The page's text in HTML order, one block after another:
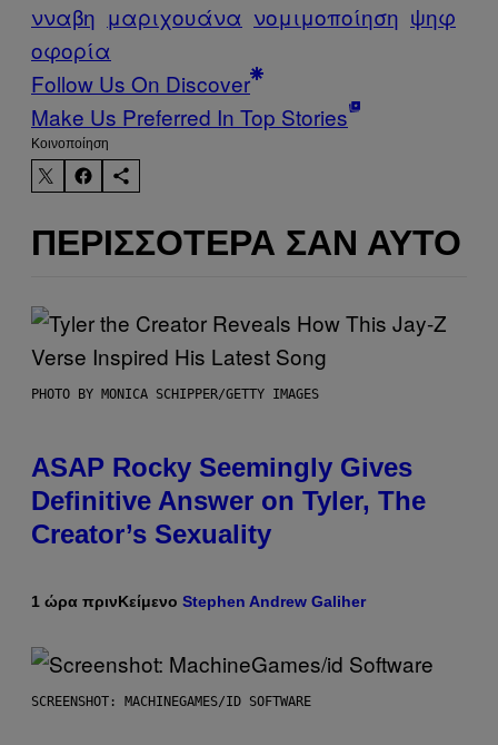
νναβη μαριχουάνα νομιμοποίηση ψηφ
οφορία
Follow Us On Discover
Make Us Preferred In Top Stories
Kοινοποίηση
ΠΕΡΙΣΣΌΤΕΡΑ ΣΑΝ ΑΥΤΌ
PHOTO BY MONICA SCHIPPER/GETTY IMAGES
ASAP Rocky Seemingly Gives
Definitive Answer on Tyler, The
Creator’s Sexuality
1 ώρα πρινΚείμενο Stephen Andrew Galiher
SCREENSHOT: MACHINEGAMES/ID SOFTWARE